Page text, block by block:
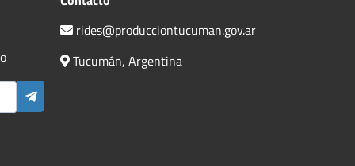
rides@producciontucuman.gov.ar
Tucumán, Argentina